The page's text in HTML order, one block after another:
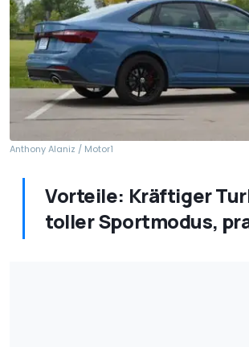
Anthony Alaniz / Motor1
Vorteile: Kräftiger
toller Sportmodus,